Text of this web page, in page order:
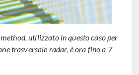
utilizzato in questo caso per
trasversale radar, è ora fino a 7